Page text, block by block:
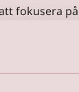
fokusera